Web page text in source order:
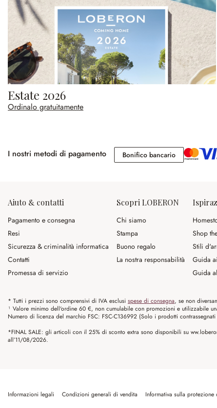
Estate 2026
Ordinalo gratuitamente
I nostri metodi di pagamento Bonifico bancarioBonifico
Aiuto & contatti
Pagamento e consegna
Resi
Sicurezza & criminalità informatica
Contatti
Promessa di servizio
Scopri LOBERON
Chi siamo
Stampa
Buono regalo
La nostra responsabilità
Shop
Stili
Guida
Guida
* Tutti i prezzi sono comprensivi di IVA esclusi spese di consegna, se non
¹ Valore minimo dell'ordine 60 €, non cumulabile con promozioni e utilizzabile
Numero di licenza del marchio FSC: FSC-C136992 (Solo i prodotti
*FINAL SALE: gli articoli con il 25% di sconto extra sono disponibili su
all’11/08/2026.
Informazioni legali Condizioni generali di vendita Informativa sulla protezione